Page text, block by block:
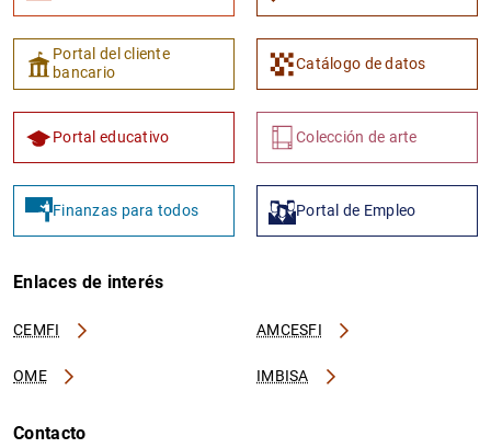
Portal del cliente
bancario
Catálogo de datos
Portal educativo Colección de arte
Finanzas para todos Portal de Empleo
Enlaces de interés
CEMFI AMCESFI
OME IMBISA
Contacto